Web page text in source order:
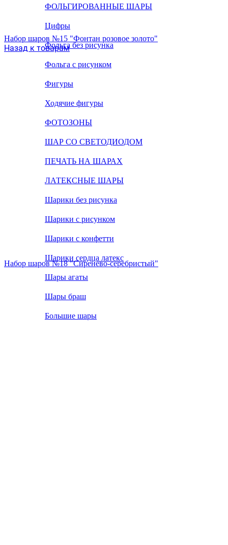
ФОЛЬГИРОВАННЫЕ ШАРЫ
Цифры
Фольга без рисунка
Фольга с рисунком
Фигуры
Ходячие фигуры
ФОТОЗОНЫ
ШАР СО СВЕТОДИОДОМ
ПЕЧАТЬ НА ШАРАХ
ЛАТЕКСНЫЕ ШАРЫ
Шарики без рисунка
Шарики с рисунком
Шарики с конфетти
Шарики сердца латекс
Шары агаты
Шары браш
Большие шары
Набор шаров №15 "Фонтан розовое золото"
Назад к товарам
Набор шаров №18 "Сиренево-серебристый"